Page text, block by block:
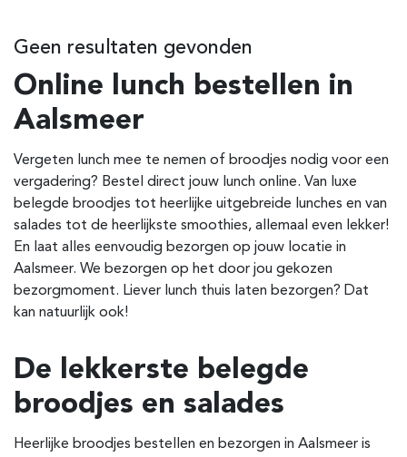
Geen resultaten gevonden
Online lunch bestellen in
Aalsmeer
Vergeten lunch mee te nemen of broodjes nodig voor een
vergadering? Bestel direct jouw lunch online. Van luxe
belegde broodjes tot heerlijke uitgebreide lunches en van
salades tot de heerlijkste smoothies, allemaal even lekker!
En laat alles eenvoudig bezorgen op jouw locatie in
Aalsmeer. We bezorgen op het door jou gekozen
bezorgmoment. Liever lunch thuis laten bezorgen? Dat
kan natuurlijk ook!
De lekkerste belegde
broodjes en salades
Heerlijke broodjes bestellen en bezorgen in Aalsmeer is